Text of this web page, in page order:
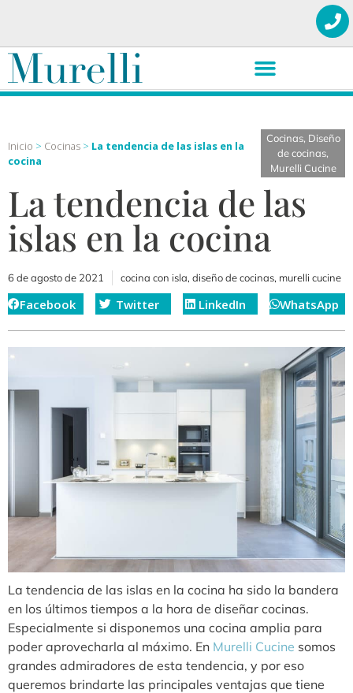
Inicio > Cocinas > La tendencia de las islas en la
cocina
Cocinas, Diseño
de cocinas,
Murelli Cucine
La tendencia de las
islas en la cocina
6 de agosto de 2021 cocina con isla, diseño de cocinas, murelli cucine
Facebook Twitter LinkedIn WhatsApp
La tendencia de las islas en la cocina ha sido la bandera
en los últimos tiempos a la hora de diseñar cocinas.
Especialmente si disponemos una cocina amplia para
poder aprovecharla al máximo. En Murelli Cucine somos
grandes admiradores de esta tendencia, y por eso
queremos brindarte las principales ventajas que tiene